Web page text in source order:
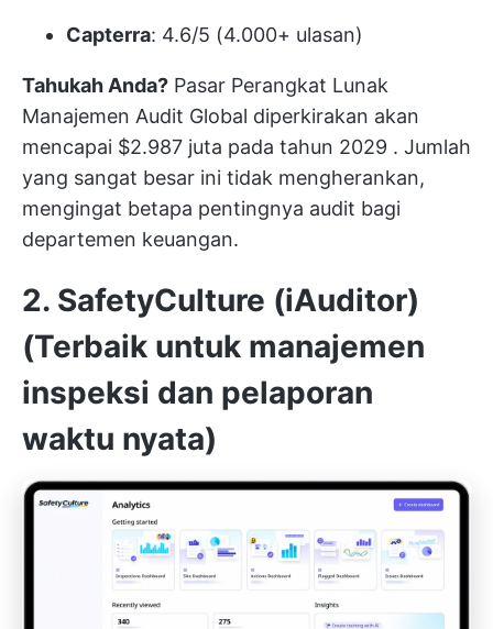
Capterra: 4.6/5 (4.000+ ulasan)
Tahukah Anda? Pasar Perangkat Lunak
Manajemen Audit Global diperkirakan akan
mencapai $2.987 juta pada tahun 2029 . Jumlah
yang sangat besar ini tidak mengherankan,
mengingat betapa pentingnya audit bagi
departemen keuangan.
2. SafetyCulture (iAuditor)
(Terbaik untuk manajemen
inspeksi dan pelaporan
waktu nyata)